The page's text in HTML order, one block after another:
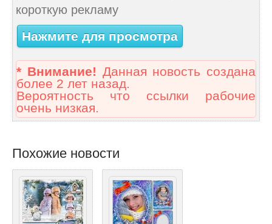
короткую рекламу
Нажмите для просмотра
* Внимание! Данная новость создана
более 2 лет назад.
Вероятность что ссылки рабочие
очень низкая.
Похожие новости